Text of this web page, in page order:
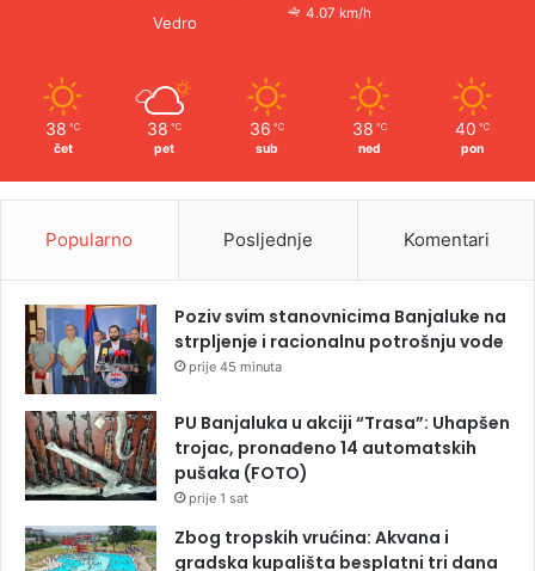
Vedro
4.07 km/h
38 ℃
čet
38 ℃
pet
36 ℃
sub
38 ℃
ned
40 ℃
pon
Popularno Posljednje Komentari
Poziv svim stanovnicima Banjaluke na
strpljenje i racionalnu potrošnju vode
prije 45 minuta
PU Banjaluka u akciji “Trasa”: Uhapšen
trojac, pronađeno 14 automatskih
pušaka (FOTO)
prije 1 sat
Zbog tropskih vrućina: Akvana i
gradska kupališta besplatni tri dana